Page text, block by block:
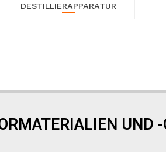
DESTILLIERAPPARATUR
UND